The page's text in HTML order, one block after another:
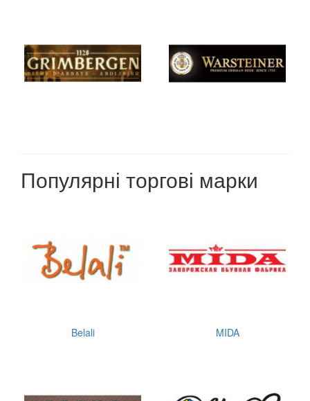
Популярні торгові марки
Belali MIDA